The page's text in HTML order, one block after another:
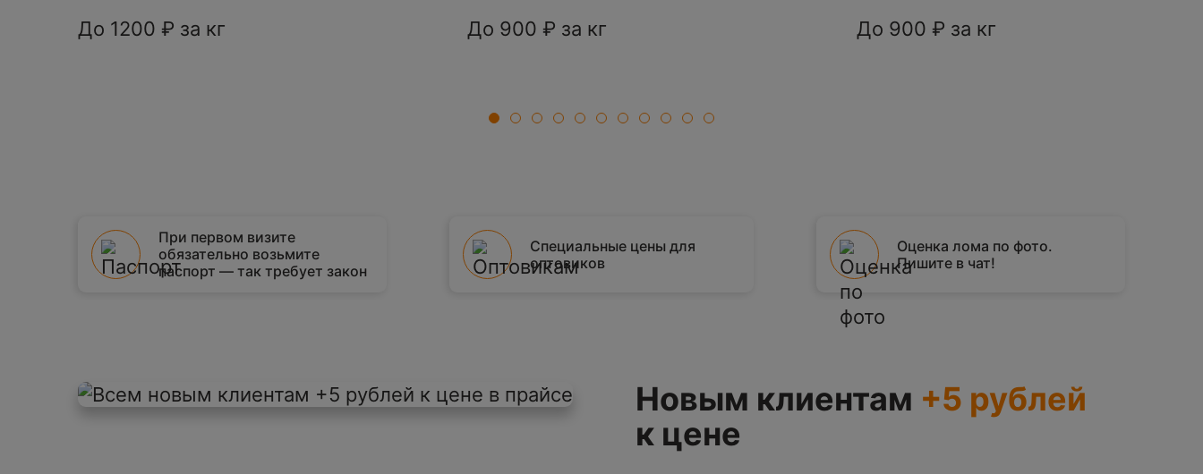
До 1200 ₽ за кг
До 900 ₽ за кг
До 900 ₽ за кг
1 2 3 4 5 6 7 8 9 10 11
При первом визите
обязательно возьмите
паспорт — так требует закон
Специальные цены для
оптовиков
Оценка лома по фото.
Пишите в чат!
Новым клиентам +5 рублей
к цене